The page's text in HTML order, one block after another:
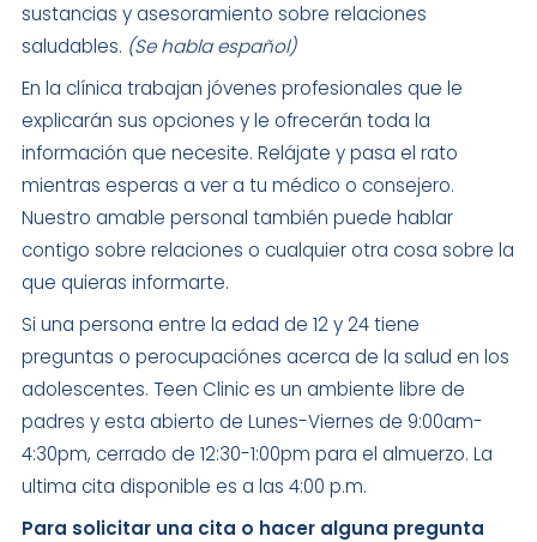
sustancias y asesoramiento sobre relaciones
saludables. (Se habla español)
En la clínica trabajan jóvenes profesionales que le
explicarán sus opciones y le ofrecerán toda la
información que necesite. Relájate y pasa el rato
mientras esperas a ver a tu médico o consejero.
Nuestro amable personal también puede hablar
contigo sobre relaciones o cualquier otra cosa sobre la
que quieras informarte.
Si una persona entre la edad de 12 y 24 tiene
preguntas o perocupaciónes acerca de la salud en los
adolescentes. Teen Clinic es un ambiente libre de
padres y esta abierto de Lunes-Viernes de 9:00am-
4:30pm, cerrado de 12:30-1:00pm para el almuerzo. La
ultima cita disponible es a las 4:00 p.m.
Para solicitar una cita o hacer alguna pregunta